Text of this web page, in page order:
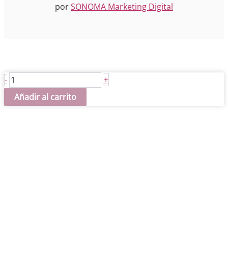
porSONOMA Marketing Digital
- Lunni
Linila
cantidad
+
Añadir al carrito